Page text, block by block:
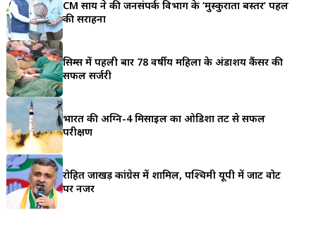
CM साय ने की जनसंपर्क विभाग के ‘मुस्कुराता बस्तर’ पहल
की सराहना
सिम्स में पहली बार 78 वर्षीय महिला के अंडाशय कैंसर की
सफल सर्जरी
भारत की अग्नि-4 मिसाइल का ओडिशा तट से सफल
परीक्षण
रोहित जाखड़ कांग्रेस में शामिल, पश्चिमी यूपी में जाट वोट
पर नजर